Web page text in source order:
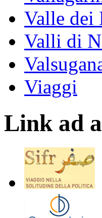
Valle dei
Valli di
Viaggi
Link ad